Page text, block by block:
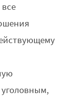
уголовным,